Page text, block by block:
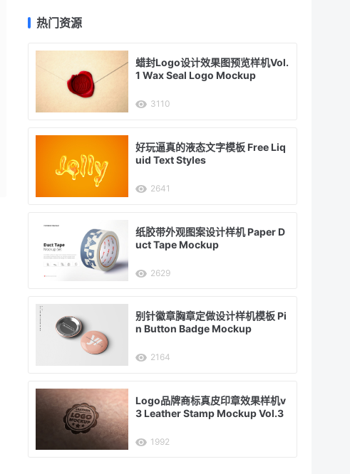
热门资源
蜡封Logo设计效果图预览样机Vol.
1 Wax Seal Logo Mockup
3110
好玩逼真的液态文字模板 Free Liq
uid Text Styles
2641
纸胶带外观图案设计样机 Paper D
uct Tape Mockup
2629
别针徽章胸章定做设计样机模板 Pi
n Button Badge Mockup
2164
Logo品牌商标真皮印章效果样机v
3 Leather Stamp Mockup Vol.3
1992